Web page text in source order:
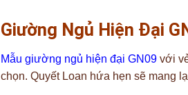
Giường Ngủ Hiện Đại
Mẫu giường ngủ hiện đại GN09 với
chọn. Quyết Loan hứa hẹn sẽ mang